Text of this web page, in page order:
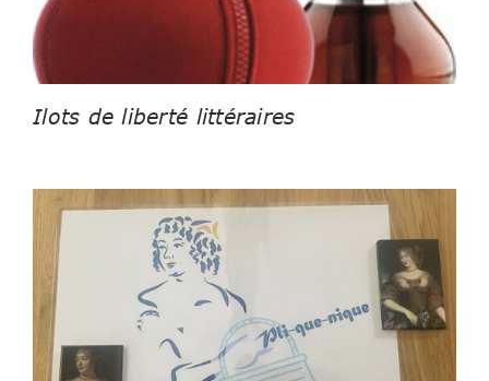
Ilots de liberté littéraires